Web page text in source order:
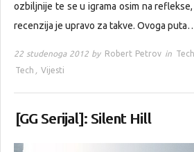
ozbiljnije te se u igrama osim na
recenzija je upravo za takve. Ovoga
22 studenoga 2012 by Robert Petrov in Tech
Tech , Vijesti
[GG Serijal]: Silent Hill